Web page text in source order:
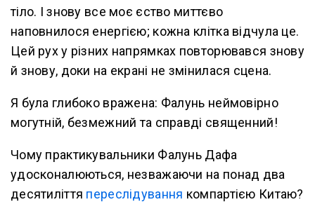
тіло. І знову все моє єство миттєво
наповнилося енергією; кожна клітка відчула це.
Цей рух у різних напрямках повторювався знову
й знову, доки на екрані не змінилася сцена.
Я була глибоко вражена: Фалунь неймовірно
могутній, безмежний та справді священний!
Чому практикувальники Фалунь Дафа
удосконалюються, незважаючи на понад два
десятиліття переслідування компартією Китаю?